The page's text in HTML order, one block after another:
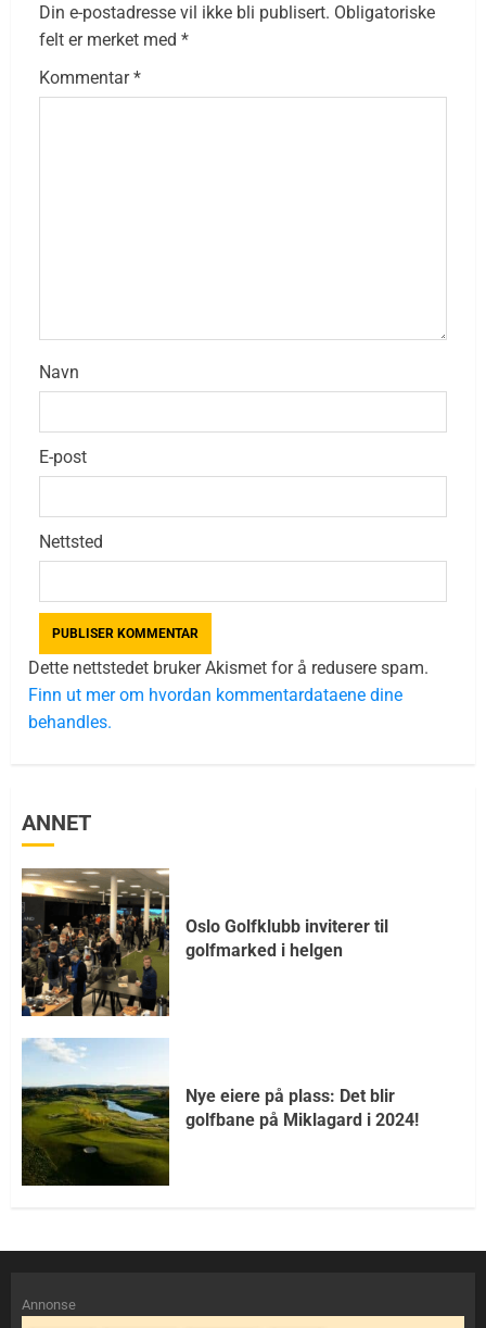
Din e-postadresse vil ikke bli publisert. Obligatoriske
felt er merket med *
Kommentar*
Navn
E-post
Nettsted
Dette nettstedet bruker Akismet for å redusere spam.
Finn ut mer om hvordan kommentardataene dine
behandles.
ANNET
Oslo Golfklubb inviterer til
golfmarked i helgen
Nye eiere på plass: Det blir
golfbane på Miklagard i 2024!
Annonse